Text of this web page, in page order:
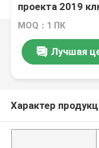
проекта 2019
MOQ：1 ПК
Лучшая
Характер